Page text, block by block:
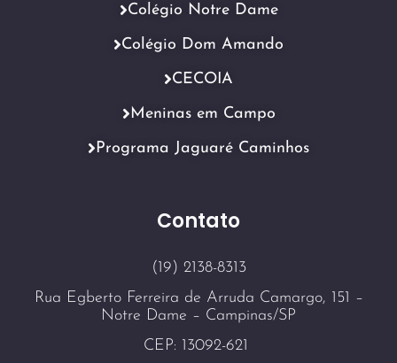
Contato
(19) 2138-8313
Rua Egberto Ferreira de Arruda Camargo, 151 –
Notre Dame – Campinas/SP
CEP: 13092-621
Colégio Notre Dame
Colégio Dom Amando
CECOIA
Meninas em Campo
Programa Jaguaré Caminhos